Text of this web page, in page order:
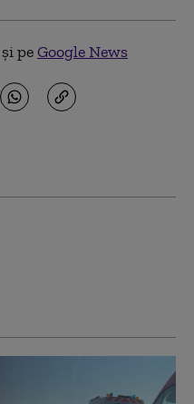
peGoogle News